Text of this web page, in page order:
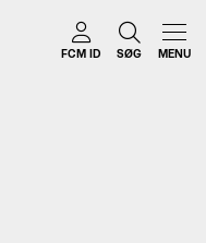
FCM ID SØG MENU